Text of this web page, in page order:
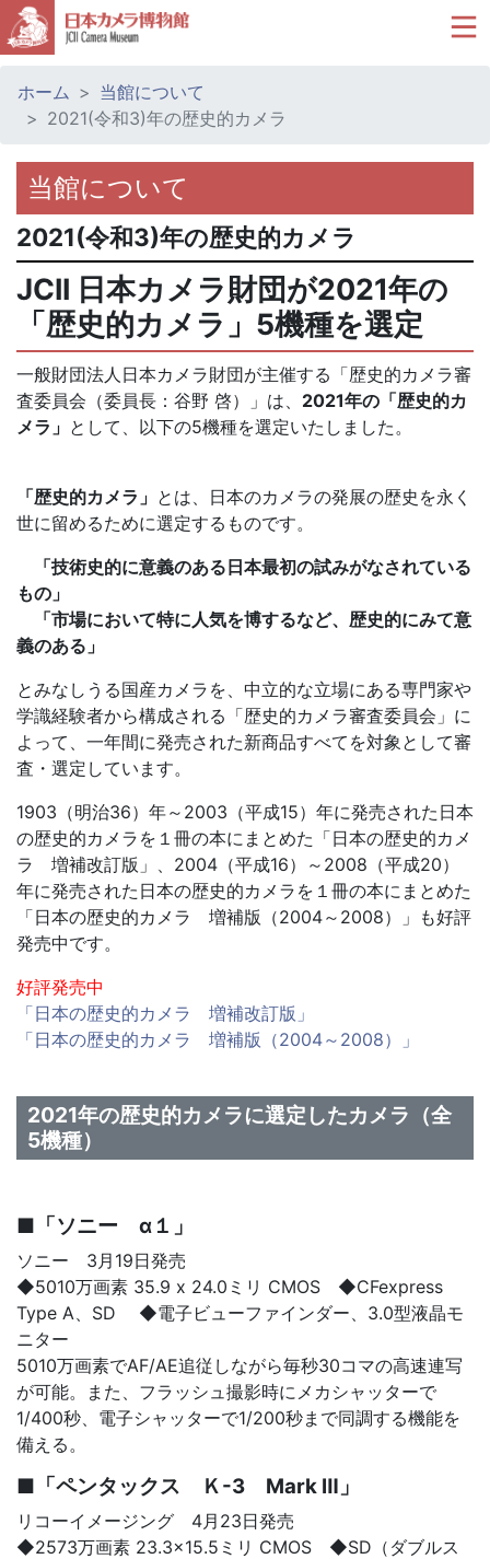
ホーム
当館について
2021(令和3)年の歴史的カメラ
当館について
2021(令和3)年の歴史的カメラ
JCII 日本カメラ財団が2021年の
「歴史的カメラ」5機種を選定
一般財団法人日本カメラ財団が主催する「歴史的カメラ審
査委員会（委員長：谷野 啓）」は、 2021年の「歴史的カ
メラ」 として、以下の5機種を選定いたしました。
「歴史的カメラ」 とは、日本のカメラの発展の歴史を永く
世に留めるために選定するものです。
「技術史的に意義のある日本最初の試みがなされている
もの」
「市場において特に人気を博するなど、歴史的にみて意
義のある」
とみなしうる国産カメラを、中立的な立場にある専門家や
学識経験者から構成される「歴史的カメラ審査委員会」に
よって、一年間に発売された新商品すべてを対象として審
査・選定しています。
1903（明治36）年～2003（平成15）年に発売された日本
の歴史的カメラを１冊の本にまとめた「日本の歴史的カメ
ラ 増補改訂版」、2004（平成16）～2008（平成20）
年に発売された日本の歴史的カメラを１冊の本にまとめた
「日本の歴史的カメラ 増補版（2004～2008）」も好評
発売中です。
好評発売中
「日本の歴史的カメラ 増補改訂版」
「日本の歴史的カメラ 増補版（2004～2008）」
2021年の歴史的カメラに選定したカメラ（全
5機種）
■「ソニー α１」
ソニー 3月19日発売
◆5010万画素 35.9 x 24.0ミリ CMOS ◆CFexpress
Type A、SD ◆電子ビューファインダー、3.0型液晶モ
ニター
5010万画素でAF/AE追従しながら毎秒30コマの高速連写
が可能。また、フラッシュ撮影時にメカシャッターで
1/400秒、電子シャッターで1/200秒まで同調する機能を
備える。
■「ペンタックス Ｋ-3 Mark Ⅲ」
リコーイメージング 4月23日発売
◆2573万画素 23.3×15.5ミリ CMOS ◆SD（ダブルス